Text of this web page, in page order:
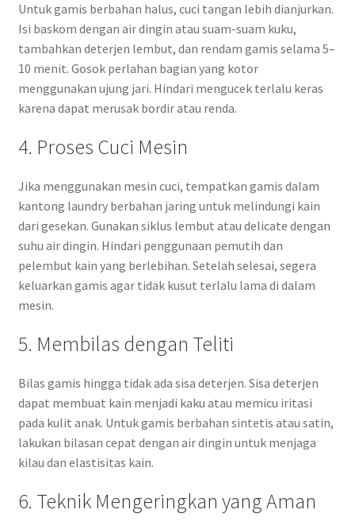
Untuk gamis berbahan halus, cuci tangan lebih dianjurkan.
Isi baskom dengan air dingin atau suam-suam kuku,
tambahkan deterjen lembut, dan rendam gamis selama 5–
10 menit. Gosok perlahan bagian yang kotor
menggunakan ujung jari. Hindari mengucek terlalu keras
karena dapat merusak bordir atau renda.
4. Proses Cuci Mesin
Jika menggunakan mesin cuci, tempatkan gamis dalam
kantong laundry berbahan jaring untuk melindungi kain
dari gesekan. Gunakan siklus lembut atau delicate dengan
suhu air dingin. Hindari penggunaan pemutih dan
pelembut kain yang berlebihan. Setelah selesai, segera
keluarkan gamis agar tidak kusut terlalu lama di dalam
mesin.
5. Membilas dengan Teliti
Bilas gamis hingga tidak ada sisa deterjen. Sisa deterjen
dapat membuat kain menjadi kaku atau memicu iritasi
pada kulit anak. Untuk gamis berbahan sintetis atau satin,
lakukan bilasan cepat dengan air dingin untuk menjaga
kilau dan elastisitas kain.
6. Teknik Mengeringkan yang Aman